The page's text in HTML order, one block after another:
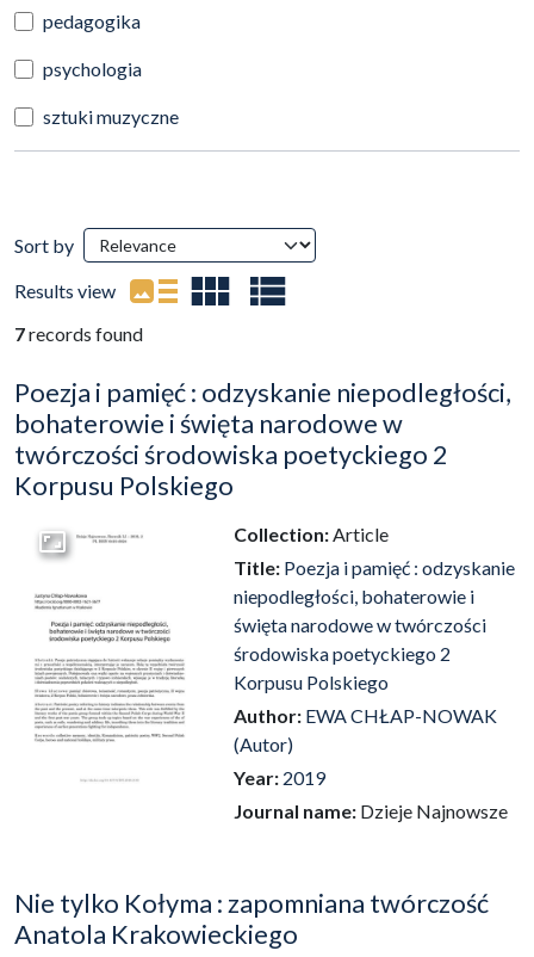
pedagogika
psychologia
sztuki muzyczne
Search Results
Sort by
(automatic content reloading)
Results view
7records found
Poezja i pamięć : odzyskanie niepodległości,
bohaterowie i święta narodowe w
twórczości środowiska poetyckiego 2
Korpusu Polskiego
Go to the collection
Collection:Article
Title: Poezja i pamięć : odzyskanie
niepodległości, bohaterowie i
święta narodowe w twórczości
środowiska poetyckiego 2
Korpusu Polskiego
Author: EWA CHŁAP-NOWAK
(Autor)
Year: 2019
Journal name: Dzieje Najnowsze
Nie tylko Kołyma : zapomniana twórczość
Anatola Krakowieckiego